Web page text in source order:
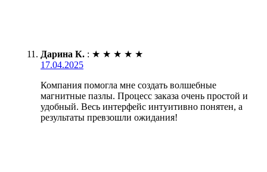
Дарина К. : ★ ★ ★ ★ ★
17.04.2025
Компания помогла мне создать волшебные
магнитные пазлы. Процесс заказа очень простой и
удобный. Весь интерфейс интуитивно понятен, а
результаты превзошли ожидания!